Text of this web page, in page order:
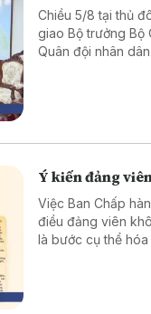
Chiều 5/8 tại thủ
giao Bộ trưởng Bộ
Quân đội nhân
Ý kiến đảng
Việc Ban Chấp
điều đảng viên
là bước cụ thể